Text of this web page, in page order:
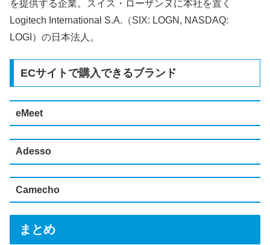
を提供する企業。スイス・ローザンヌに本社を置く
Logitech International S.A.（SIX: LOGN, NASDAQ:
LOGI）の日本法人。
ECサイトで購入できるブランド
eMeet
Adesso
Camecho
まとめ